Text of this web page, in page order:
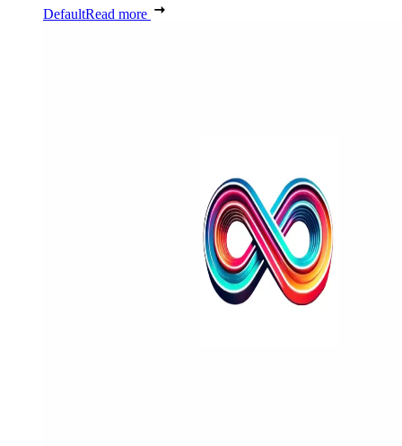
DefaultRead more